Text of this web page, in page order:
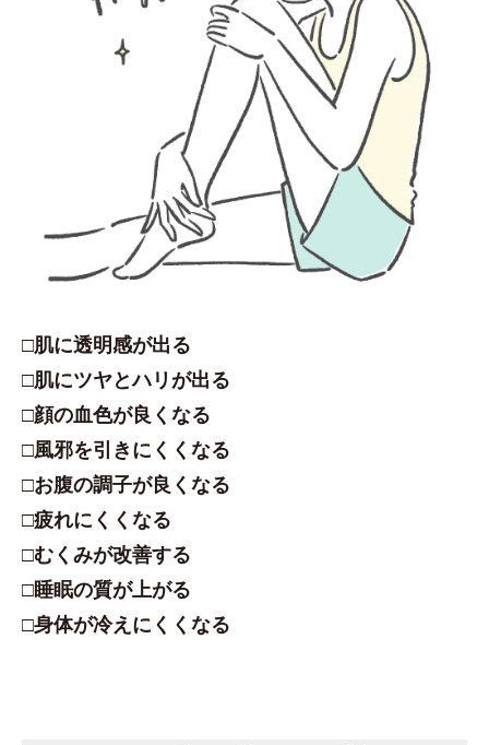
□肌に透明感が出る
□肌にツヤとハリが出る
□顔の血色が良くなる
□風邪を引きにくくなる
□お腹の調子が良くなる
□疲れにくくなる
□むくみが改善する
□睡眠の質が上がる
□身体が冷えにくくなる